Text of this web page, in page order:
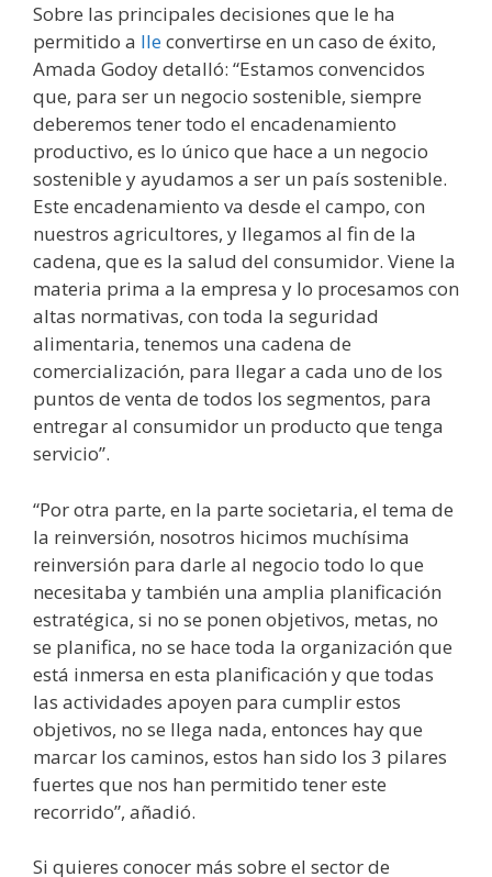
Sobre las principales decisiones que le ha
permitido a Ileconvertirse en un caso de éxito,
Amada Godoy detalló: “Estamos convencidos
que, para ser un negocio sostenible, siempre
deberemos tener todo el encadenamiento
productivo, es lo único que hace a un negocio
sostenible y ayudamos a ser un país sostenible.
Este encadenamiento va desde el campo, con
nuestros agricultores, y llegamos al fin de la
cadena, que es la salud del consumidor. Viene la
materia prima a la empresa y lo procesamos con
altas normativas, con toda la seguridad
alimentaria, tenemos una cadena de
comercialización, para llegar a cada uno de los
puntos de venta de todos los segmentos, para
entregar al consumidor un producto que tenga
servicio”.
“Por otra parte, en la parte societaria, el tema de
la reinversión, nosotros hicimos muchísima
reinversión para darle al negocio todo lo que
necesitaba y también una amplia planificación
estratégica, si no se ponen objetivos, metas, no
se planifica, no se hace toda la organización que
está inmersa en esta planificación y que todas
las actividades apoyen para cumplir estos
objetivos, no se llega nada, entonces hay que
marcar los caminos, estos han sido los 3 pilares
fuertes que nos han permitido tener este
recorrido”, añadió.
Si quieres conocer más sobre el sector de